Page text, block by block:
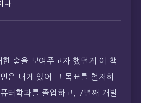
다.
한 숲을 보여주고자 했던게 이 책
은 내게 있어 그 목표를 철저히
터학과를 졸업하고, 7년째 개발